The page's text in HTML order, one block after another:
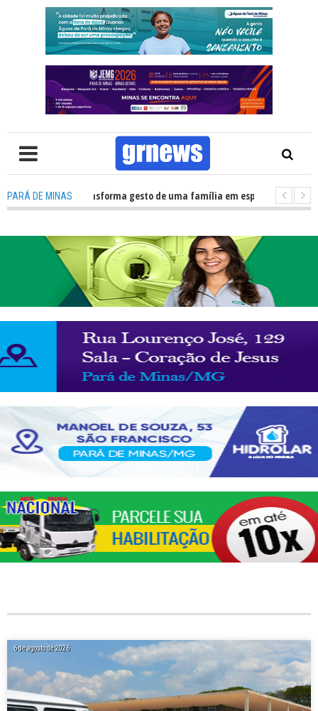
PARÁ DE MINAS
transforma gesto de uma família em esperança para pacientes à
6 de agosto de 2026